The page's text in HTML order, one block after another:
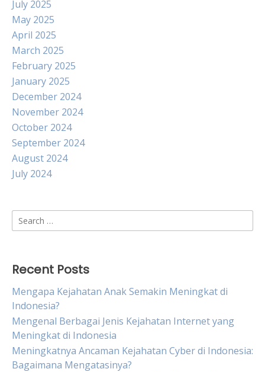
July 2025
May 2025
April 2025
March 2025
February 2025
January 2025
December 2024
November 2024
October 2024
September 2024
August 2024
July 2024
Search
for:
Recent Posts
Mengapa Kejahatan Anak Semakin Meningkat di
Indonesia?
Mengenal Berbagai Jenis Kejahatan Internet yang
Meningkat di Indonesia
Meningkatnya Ancaman Kejahatan Cyber di Indonesia:
Bagaimana Mengatasinya?